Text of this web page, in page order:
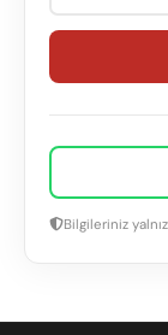
Bilgileriniz